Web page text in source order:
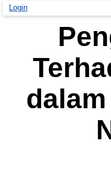
Login